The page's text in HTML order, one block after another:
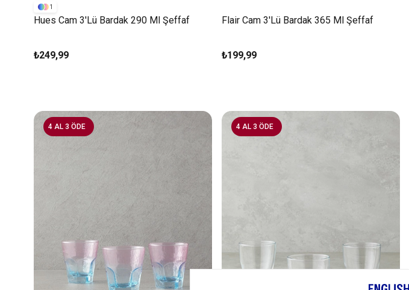
Hues Cam 3'lü Bardak 290 Ml Şeffaf
₺249,99
1
Flair Cam 3'lü Bardak 365 Ml Şeffaf
₺199,99
4 AL 3 ÖDE 4 AL 3 ÖDE